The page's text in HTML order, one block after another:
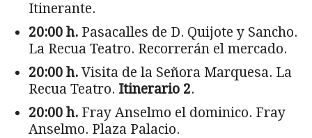
Itinerante.
20:00 h. Pasacalles de D. Quijote y Sancho.
La Recua Teatro. Recorrerán el mercado.
20:00 h.Visita de la Señora Marquesa. La
Recua Teatro. Itinerario 2.
20:00 h. Fray Anselmo el dominico. Fray
Anselmo. Plaza Palacio.